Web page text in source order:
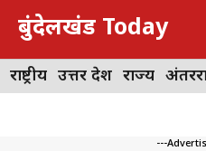
Skip
content
बुंदेलखंड Today
राष्ट्रीय उत्तर प्रदेश राज्य
---